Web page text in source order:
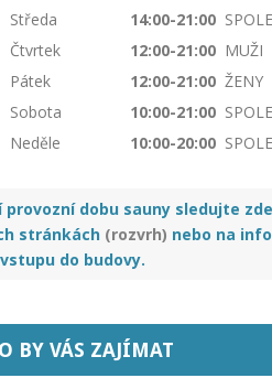
Středa
14:00-21:00
Čtvrtek
12:00-21:00MUŽI
Pátek
12:00-21:00ŽENY
Sobota
10:00-21:00
Neděle
10:00-20:00
dobu sauny sledujte
stránkách (rozvrh) nebo na
do budovy.
BY VÁS ZAJÍMAT